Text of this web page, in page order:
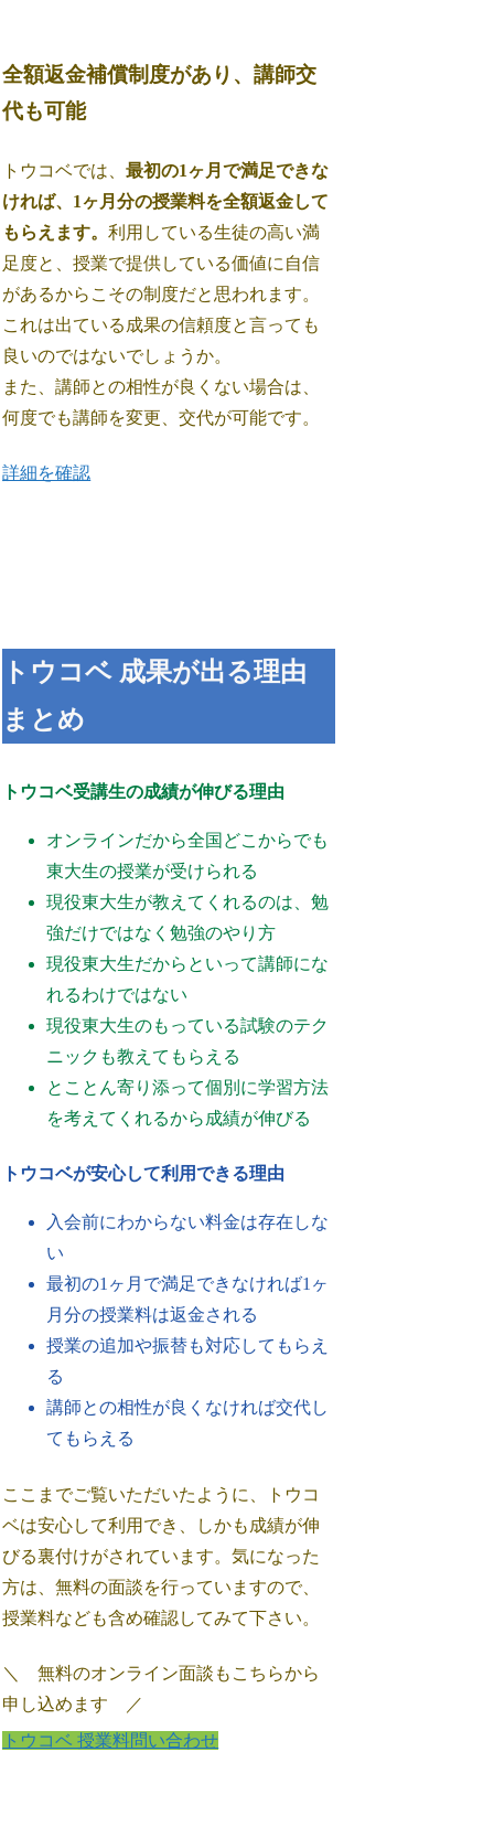
全額返金補償制度があり、講師交
代も可能
トウコベでは、最初の1ヶ月で満足できな
ければ、1ヶ月分の授業料を全額返金して
もらえます。利用している生徒の高い満
足度と、授業で提供している価値に自信
があるからこその制度だと思われます。
これは出ている成果の信頼度と言っても
良いのではないでしょうか。
また、講師との相性が良くない場合は、
何度でも講師を変更、交代が可能です。
詳細を確認
トウコベ 成果が出る理由
まとめ
トウコベ受講生の成績が伸びる理由
オンラインだから全国どこからでも
東大生の授業が受けられる
現役東大生が教えてくれるのは、勉
強だけではなく勉強のやり方
現役東大生だからといって講師にな
れるわけではない
現役東大生のもっている試験のテク
ニックも教えてもらえる
とことん寄り添って個別に学習方法
を考えてくれるから成績が伸びる
トウコベが安心して利用できる理由
入会前にわからない料金は存在しな
い
最初の1ヶ月で満足できなければ1ヶ
月分の授業料は返金される
授業の追加や振替も対応してもらえ
る
講師との相性が良くなければ交代し
てもらえる
ここまでご覧いただいたように、トウコ
ベは安心して利用でき、しかも成績が伸
びる裏付けがされています。気になった
方は、無料の面談を行っていますので、
授業料なども含め確認してみて下さい。
＼ 無料のオンライン面談もこちらから
申し込めます ／
トウコベ 授業料問い合わせ